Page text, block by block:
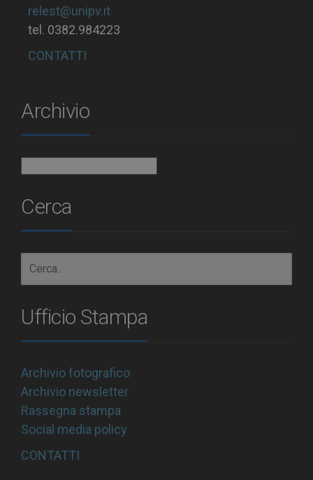
relest@unipv.it
tel. 0382.984223
CONTATTI
Archivio
Cerca
Ufficio Stampa
Archivio fotografico
Archivio newsletter
Rassegna stampa
Social media policy
CONTATTI